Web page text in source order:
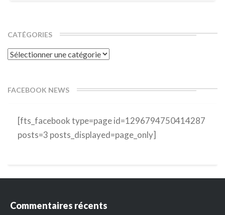
CATÉGORIES
Catégories
FACEBOOK NEWS
[fts_facebook type=page id=1296794750414287
posts=3 posts_displayed=page_only]
Commentaires récents